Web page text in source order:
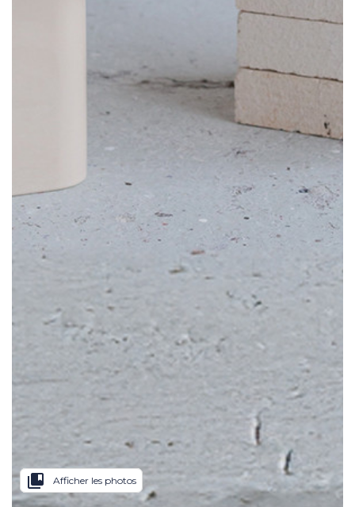
collections_bookmark Afficher les photos